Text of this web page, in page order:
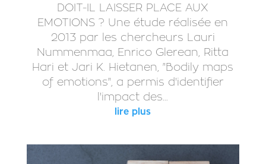
DOIT-IL LAISSER PLACE AUX
EMOTIONS ? Une étude réalisée en
2013 par les chercheurs Lauri
Nummenmaa, Enrico Glerean, Ritta
Hari et Jari K. Hietanen, "Bodily maps
of emotions", a permis d'identifier
l'impact des...
lire plus